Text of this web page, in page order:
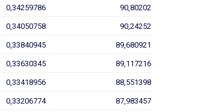
0,34259786 90,80202
0,34050758 90,24252
0,33840945 89,680921
0,33630345 89,117216
0,33418956 88,551398
0,33206774 87,983457